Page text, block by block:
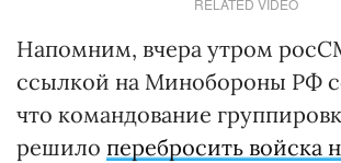
RELATED VIDEO
Напомним, вчера утром
ссылкой на Минобороны РФ
что командование
решило перебросить войска